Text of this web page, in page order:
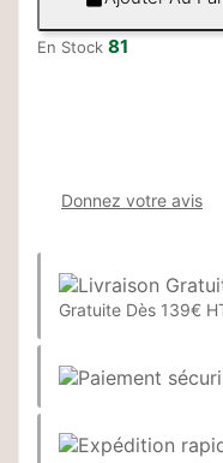
En Stock 81
Donnez votre avis
Gratuite Dès 139€